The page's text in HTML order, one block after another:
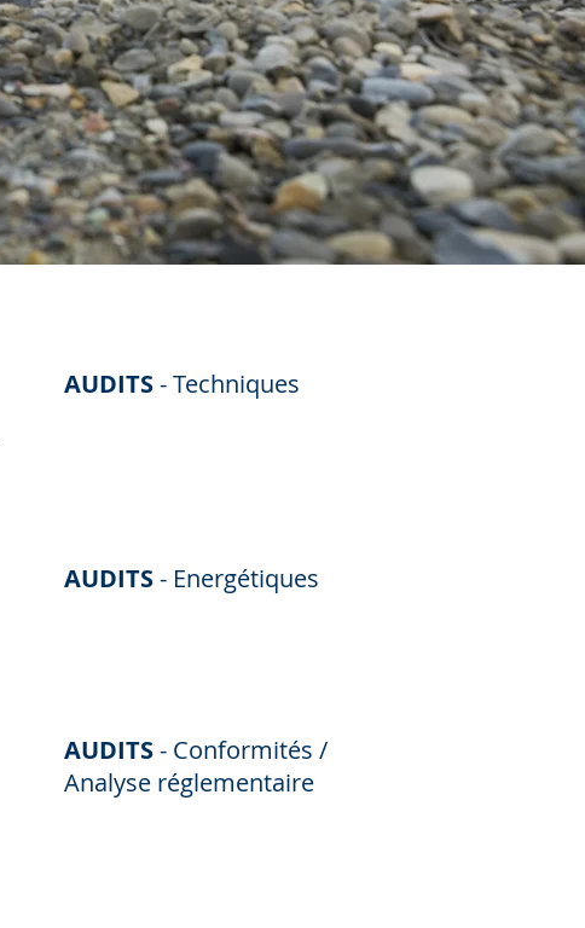
AUDITS- Techniques
AUDITS- Energétiques
AUDITS- Conformités /
Analyse réglementaire